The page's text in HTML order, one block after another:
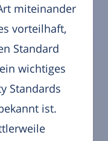
miteinander
vorteilhaft,
Standard
wichtiges
Standards
ist.